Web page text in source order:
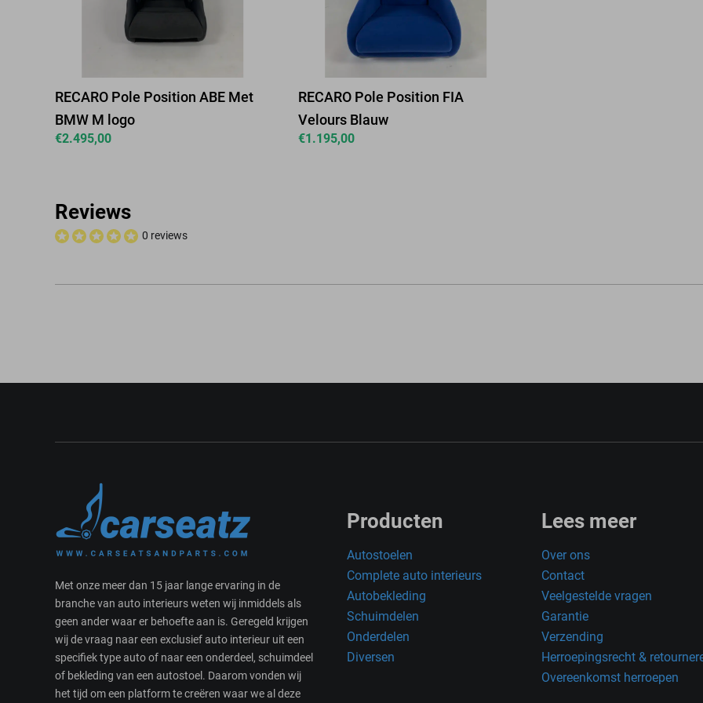
RECARO Pole Position ABE Met
BMW M logo
€2.495,00
RECARO Pole Position FIA
Velours Blauw
€1.195,00
Reviews
0 reviews
Met onze meer dan 15 jaar lange ervaring in de
branche van auto interieurs weten wij inmiddels als
geen ander waar er behoefte aan is. Geregeld krijgen
wij de vraag naar een exclusief auto interieur uit een
specifiek type auto of naar een onderdeel, schuimdeel
of bekleding van een autostoel. Daarom vonden wij
het tijd om een platform te creëren waar we al deze
Producten
Autostoelen
Complete auto interieurs
Autobekleding
Schuimdelen
Onderdelen
Diversen
Lees meer
Over ons
Contact
Veelgestelde vragen
Garantie
Verzending
Herroepingsrecht &
Overeenkomst herroepen